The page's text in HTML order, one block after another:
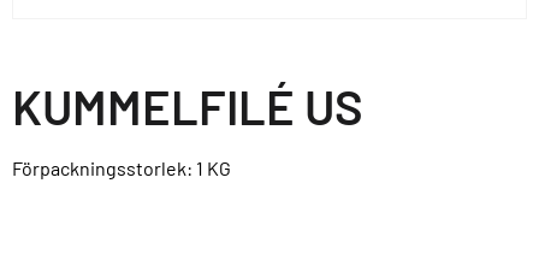
KUMMELFILÉ US
Förpackningsstorlek: 1 KG